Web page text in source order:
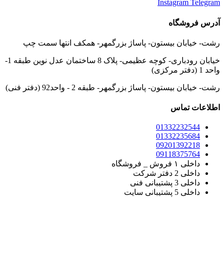
Instagram Telegram
آدرس فروشگاه
رشت- خیابان بیستون- پاساژ بزرگمهر- همکف انتها سمت چپ
خیابان رودباری- کوچه عظیمی- پلاک 8 ساختمان عدل نوین طبقه 1-
واحد 1 (دفتر مرکزی)
رشت- خیابان بیستون- پاساژ بزرگمهر- طبقه 2 - واحد92 (دفتر فنی)
اطلاعات تماس
01332232544
01332235684
09201392218
09118375764
داخلی ۱ فروش _ فروشگاه
داخلی 2 دفتر شرکت
داخلی 3 پشتیبانی فنی
داخلی 5 پشتیبانی سایت